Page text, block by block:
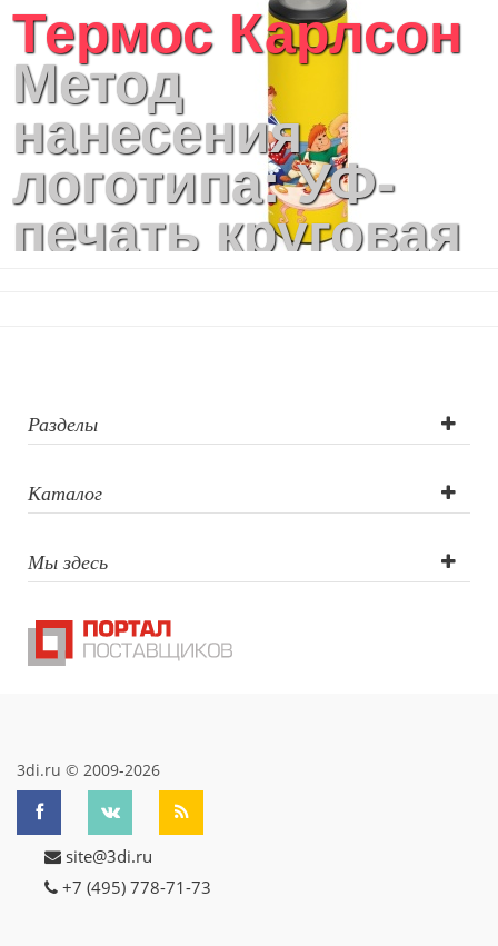
Термос Карлсон
Метод
нанесения
логотипа: УФ-
печать круговая
Разделы
Каталог
Мы здесь
3di.ru © 2009-2026
site@3di.ru
+7 (495) 778-71-73